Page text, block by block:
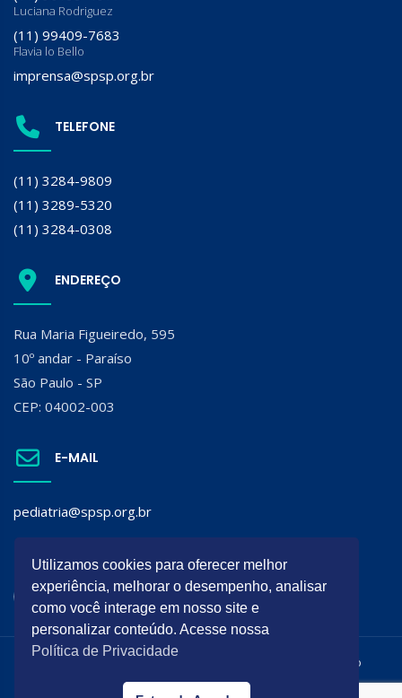
Luciana Rodriguez
(11) 99409-7683
Flavia lo Bello
imprensa@spsp.org.br
TELEFONE
(11) 3284-9809
(11) 3289-5320
(11) 3284-0308
ENDEREÇO
Rua Maria Figueiredo, 595
10º andar - Paraíso
São Paulo - SP
CEP: 04002-003
E-MAIL
pediatria@spsp.org.br
SIGA A SPSP:
Todos os direitos reservados. É permitida a reprodução do
conteúdo desta página desde que citada a origem.
Utilizamos cookies para oferecer melhor
experiência, melhorar o desempenho, analisar
como você interage em nosso site e
personalizar conteúdo. Acesse nossa
Política de Privacidade